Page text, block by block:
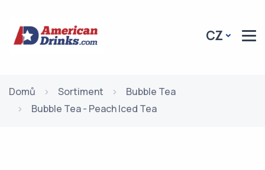
CZ
Domů Sortiment
Bubble Tea
Bubble Tea - Peach Iced Tea